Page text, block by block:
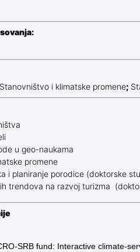
i klimatske promene;
u geo-naukama
promene
i planiranje porodice (doktorske
trendova na razvoj turizma
SRB fund: Interactive climate-